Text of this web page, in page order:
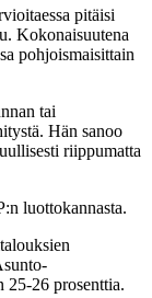
pitäisi
Kokonaisuutena
pohjoismaisittain
tai
Hän sanoo
riippumatta
luottokannasta.
25-26 prosenttia.